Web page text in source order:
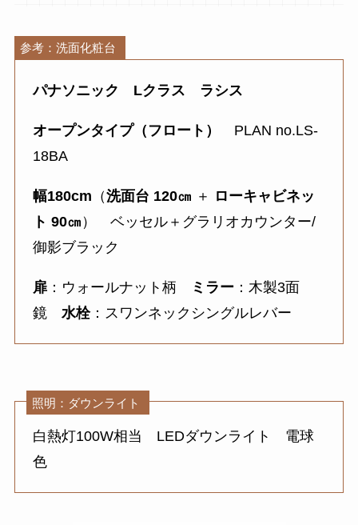
参考：洗面化粧台
パナソニック Lクラス ラシス
オープンタイプ（フロート）
PLAN no.LS-
18BA
幅180cm （洗面台 120㎝ ＋ ローキャビネッ
ト 90㎝ ） ベッセル＋グラリオカウンター/
御影ブラック
扉 ：ウォールナット柄 ミラー ：木製3面
鏡 水栓：スワンネックシングルレバー
照明：ダウンライト
白熱灯100W相当 LEDダウンライト 電球
色